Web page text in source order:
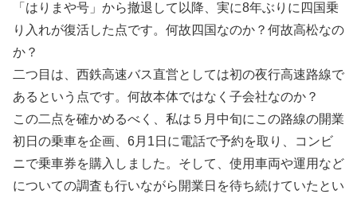
「はりまや号」から撤退して以降、実に8年ぶりに四国乗
り入れが復活した点です。何故四国なのか？何故高松なの
か？
二つ目は、西鉄高速バス直営としては初の夜行高速路線で
あるという点です。何故本体ではなく子会社なのか？
この二点を確かめるべく、私は５月中旬にこの路線の開業
初日の乗車を企画、6月1日に電話で予約を取り、コンビ
ニで乗車券を購入しました。そして、使用車両や運用など
についての調査も行いながら開業日を待ち続けていたとい